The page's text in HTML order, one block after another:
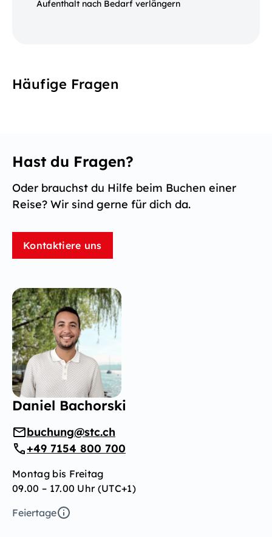
Aufenthalt nach Bedarf verlängern
Häufige Fragen
Hast du Fragen?
Oder brauchst du Hilfe beim Buchen einer
Reise? Wir sind gerne für dich da.
Kontaktiere uns
Daniel Bachorski
buchung@stc.ch
+49 7154 800 700
Montag bis Freitag
09.00 – 17.00 Uhr (UTC+1)
Feiertage